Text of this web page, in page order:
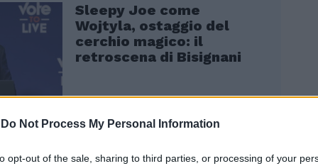
Do Not Process My Personal Information
opt-out of the sale, sharing to third parties, or processing of your
Sleepy Joe come
Wojtyla, ostaggio del
cerchio magico: il
retroscena di Bisignani